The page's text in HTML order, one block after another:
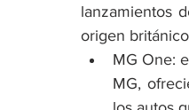
lanzamientos
origen
MG One:
MG,